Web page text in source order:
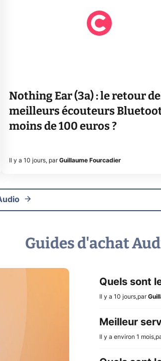
Nothing Ear (3a) : le retour
meilleurs écouteurs
moins de 100 euros ?
Il y a 10 jours, par Guillaume Fourcadier
Guides d'achat
Quels sont
Il y a 10 jours,par
Meilleur
Il y a environ 1 mois,